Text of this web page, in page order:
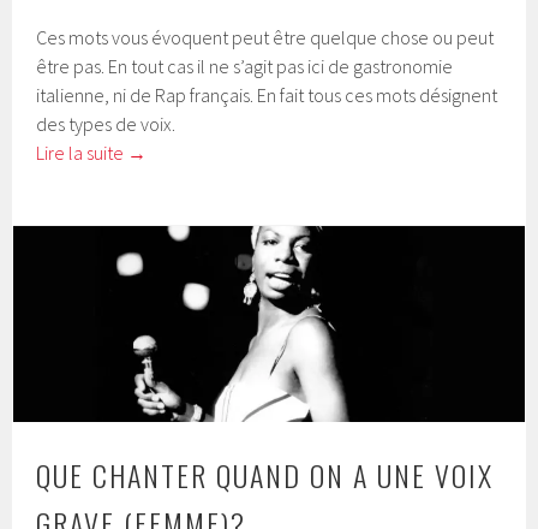
Ces mots vous évoquent peut être quelque chose ou peut
être pas. En tout cas il ne s’agit pas ici de gastronomie
italienne, ni de Rap français. En fait tous ces mots désignent
des types de voix.
Lire la suite →
QUE CHANTER QUAND ON A UNE VOIX